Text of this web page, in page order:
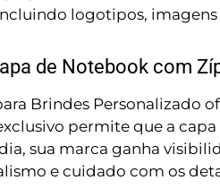
logotipos,
de Notebook com
Brindes Personalizado
permite que a
sua marca ganha
e cuidado com os